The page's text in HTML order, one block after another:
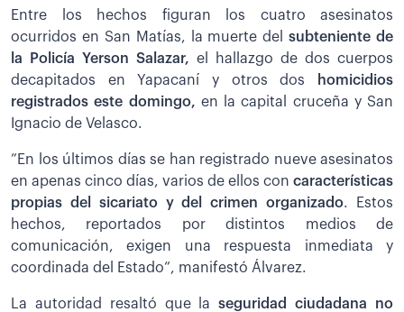
Entre los hechos figuran los cuatro asesinatos
ocurridos en San Matías, la muerte delsubteniente de
la Policía Yerson Salazar, el hallazgo de dos cuerpos
decapitados en Yapacaní y otros dos
homicidios
registrados este domingo, en la capital cruceña y San
Ignacio de Velasco.
”En los últimos días se han registrado nueve asesinatos
en apenas cinco días, varios de ellos con características
propias del sicariato y del crimen organizado. Estos
hechos, reportados por distintos medios de
comunicación, exigen una respuesta inmediata y
coordinada del Estado”, manifestó Álvarez.
La autoridad resaltó que laseguridad ciudadana no